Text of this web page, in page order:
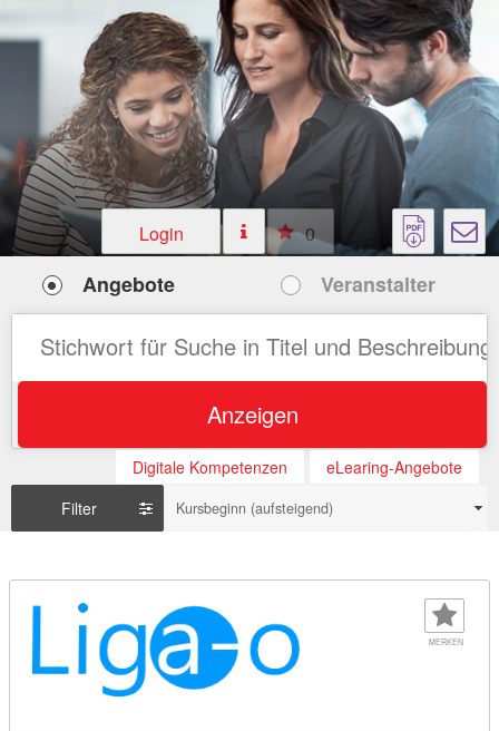
Login 0
Angebote Veranstalter
Anzeigen
Digitale Kompetenzen
eLearing-Angebote
Filter
Kursbeginn (aufsteigend)
MERKEN